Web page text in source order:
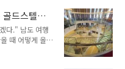
가 아니라 습
짐을 줄여보
상남도 진주
6박7일간 돌아
통과 도보였어
옷 짐이 너무
드스텔라
다." 남도 여행
때 어떻게 올지
는 경상남도